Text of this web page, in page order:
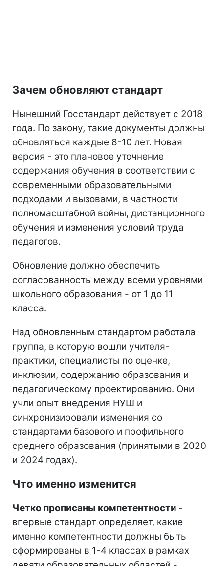
Зачем обновляют стандарт
Нынешний Госстандарт действует с 2018
года. По закону, такие документы должны
обновляться каждые 8-10 лет. Новая
версия - это плановое уточнение
содержания обучения в соответствии с
современными образовательными
подходами и вызовами, в частности
полномасштабной войны, дистанционного
обучения и изменения условий труда
педагогов.
Обновление должно обеспечить
согласованность между всеми уровнями
школьного образования - от 1 до 11
класса.
Над обновленным стандартом работала
группа, в которую вошли учителя-
практики, специалисты по оценке,
инклюзии, содержанию образования и
педагогическому проектированию. Они
учли опыт внедрения НУШ и
синхронизировали изменения со
стандартами базового и профильного
среднего образования (принятыми в 2020
и 2024 годах).
Что именно изменится
Четко прописаны компетентности -
впервые стандарт определяет, какие
именно компетентности должны быть
сформированы в 1-4 классах в рамках